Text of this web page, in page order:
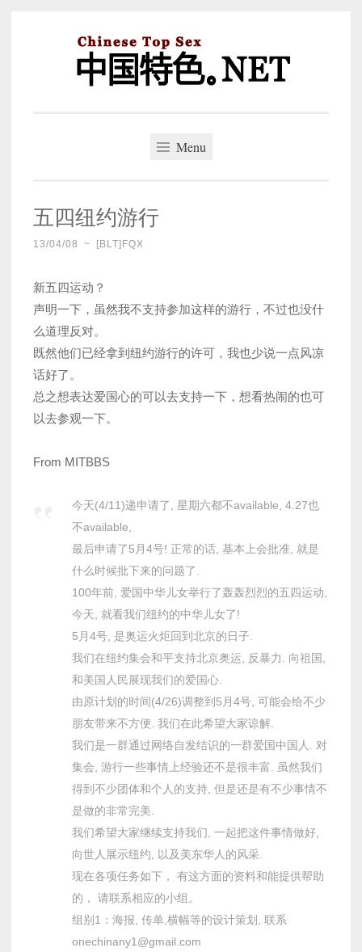
Menu
五四纽约游行
13/04/08 ~ [BLT]FQX
新五四运动？
声明一下，虽然我不支持参加这样的游行，不过也没什
么道理反对。
既然他们已经拿到纽约游行的许可，我也少说一点风凉
话好了。
总之想表达爱国心的可以去支持一下，想看热闹的也可
以去参观一下。
From MITBBS
今天(4/11)递申请了, 星期六都不available, 4.27也
不available,
最后申请了5月4号! 正常的话, 基本上会批准, 就是
什么时候批下来的问题了.
100年前, 爱国中华儿女举行了轰轰烈烈的五四运动,
今天, 就看我们纽约的中华儿女了!
5月4号, 是奥运火炬回到北京的日子.
我们在纽约集会和平支持北京奥运, 反暴力. 向祖国,
和美国人民展现我们的爱国心.
由原计划的时间(4/26)调整到5月4号, 可能会给不少
朋友带来不方便. 我们在此希望大家谅解.
我们是一群通过网络自发结识的一群爱国中国人. 对
集会, 游行一些事情上经验还不是很丰富. 虽然我们
得到不少团体和个人的支持, 但是还是有不少事情不
是做的非常完美.
我们希望大家继续支持我们, 一起把这件事情做好,
向世人展示纽约, 以及美东华人的风采.
现在各项任务如下， 有这方面的资料和能提供帮助
的， 请联系相应的小组。
组别1：海报, 传单,横幅等的设计策划, 联系
onechinany1@gmail.com